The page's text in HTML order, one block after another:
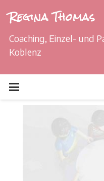
Regina Thomas
Coaching, Einzel- und
Koblenz